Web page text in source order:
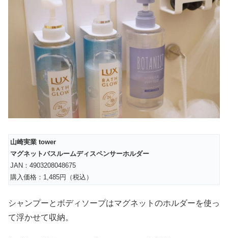
山崎実業 tower
マグネットバスルームディスペンサーホルダー
JAN：4903208048675
購入価格：1,485円（税込）
シャンプーとボディソープはマグネットのホルダーを使っ
て浮かせて収納。